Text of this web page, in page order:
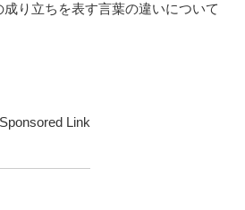
り立ちを表す言葉の違いについて
Sponsored Link